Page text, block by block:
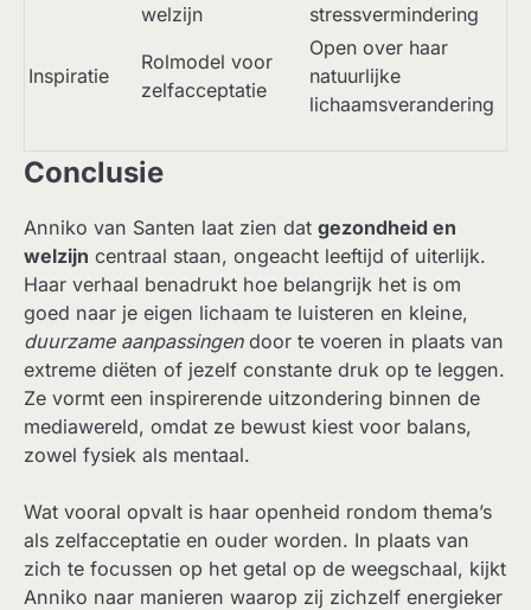
welzijn
stressvermindering
Inspiratie
Rolmodel voor
zelfacceptatie
Open over haar
natuurlijke
lichaamsverandering
Conclusie
Anniko van Santen laat zien dat gezondheid en
welzijn centraal staan, ongeacht leeftijd of uiterlijk.
Haar verhaal benadrukt hoe belangrijk het is om
goed naar je eigen lichaam te luisteren en kleine,
duurzame aanpassingendoor te voeren in plaats van
extreme diëten of jezelf constante druk op te leggen.
Ze vormt een inspirerende uitzondering binnen de
mediawereld, omdat ze bewust kiest voor balans,
zowel fysiek als mentaal.
Wat vooral opvalt is haar openheid rondom thema’s
als zelfacceptatie en ouder worden. In plaats van
zich te focussen op het getal op de weegschaal, kijkt
Anniko naar manieren waarop zij zichzelf energieker